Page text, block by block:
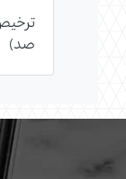
صد)